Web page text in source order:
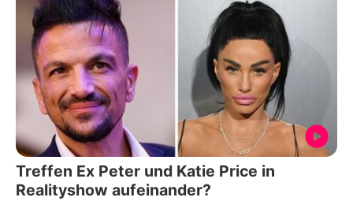
Treffen Ex Peter und Katie Price in
Realityshow aufeinander?